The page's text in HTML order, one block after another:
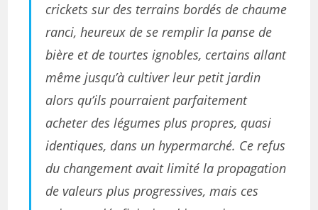
crickets sur des terrains bordés de chaume
ranci, heureux de se remplir la panse de
bière et de tourtes ignobles, certains allant
même jusqu’à cultiver leur petit jardin
alors qu’ils pourraient parfaitement
acheter des légumes plus propres, quasi
identiques, dans un hypermarché. Ce refus
du changement avait limité la propagation
de valeurs plus progressives, mais ces